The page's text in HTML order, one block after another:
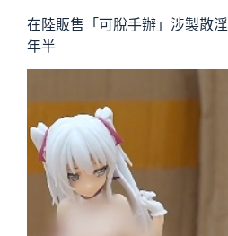
在陸販售「可脫手辦」涉製散
年半